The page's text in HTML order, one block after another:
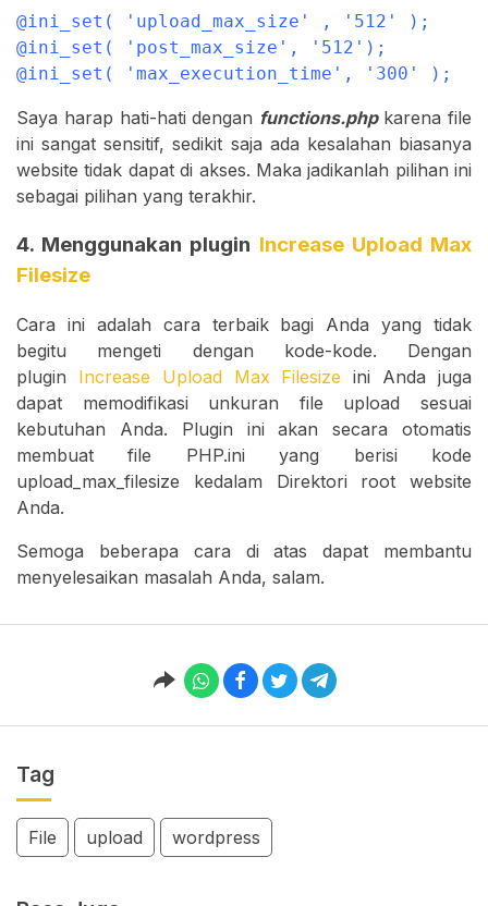
@ini_set( 'upload_max_size' , '512' );
@ini_set( 'post_max_size', '512');
@ini_set( 'max_execution_time', '300' );
Saya harap hati-hati dengan functions.php karena file
ini sangat sensitif, sedikit saja ada kesalahan biasanya
website tidak dapat di akses. Maka jadikanlah pilihan ini
sebagai pilihan yang terakhir.
4. Menggunakan plugin Increase Upload Max
Filesize
Cara ini adalah cara terbaik bagi Anda yang tidak
begitu mengeti dengan kode-kode. Dengan
plugin Increase Upload Max Filesize ini Anda juga
dapat memodifikasi unkuran file upload sesuai
kebutuhan Anda. Plugin ini akan secara otomatis
membuat file PHP.ini yang berisi kode
upload_max_filesize kedalam Direktori root website
Anda.
Semoga beberapa cara di atas dapat membantu
menyelesaikan masalah Anda, salam.
Tag
File upload wordpress